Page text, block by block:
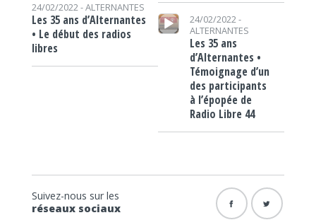
24/02/2022 -ALTERNANTES
Les 35 ans d’Alternantes
• Le début des radios
libres
Lecteur audio
24/02/2022 -
ALTERNANTES
Les 35 ans
d’Alternantes •
Témoignage d’un
des participants
à l’épopée de
Radio Libre 44
Suivez-nous sur les
réseaux sociaux